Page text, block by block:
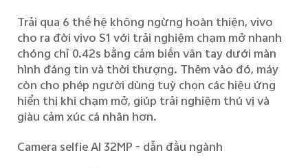
Trải qua 6 thế hệ không ngừng hoàn thiện, vivo
cho ra đời vivo S1 với trải nghiệm chạm mở nhanh
chóng chỉ 0.42s bằng cảm biến vân tay dưới màn
hình đáng tin và thời thượng. Thêm vào đó, máy
còn cho phép người dùng tuỳchọn các hiệu ứng
hiển thị khi chạm mở, giúp trải nghiệm thú vị và
giàu cảm xúc cá nhân hơn.
Camera selfie AI 32MP - dẫn đầu ngành